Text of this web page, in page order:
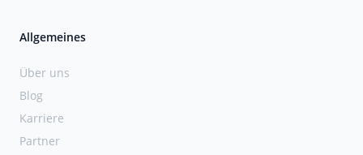
Allgemeines
Über uns
Blog
Karriere
Partner